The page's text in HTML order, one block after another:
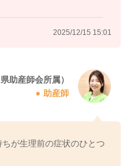
もよいかもしれないです
2025/12/15 15:01
助産師会所属）
助産師
が生理前の症状のひとつ